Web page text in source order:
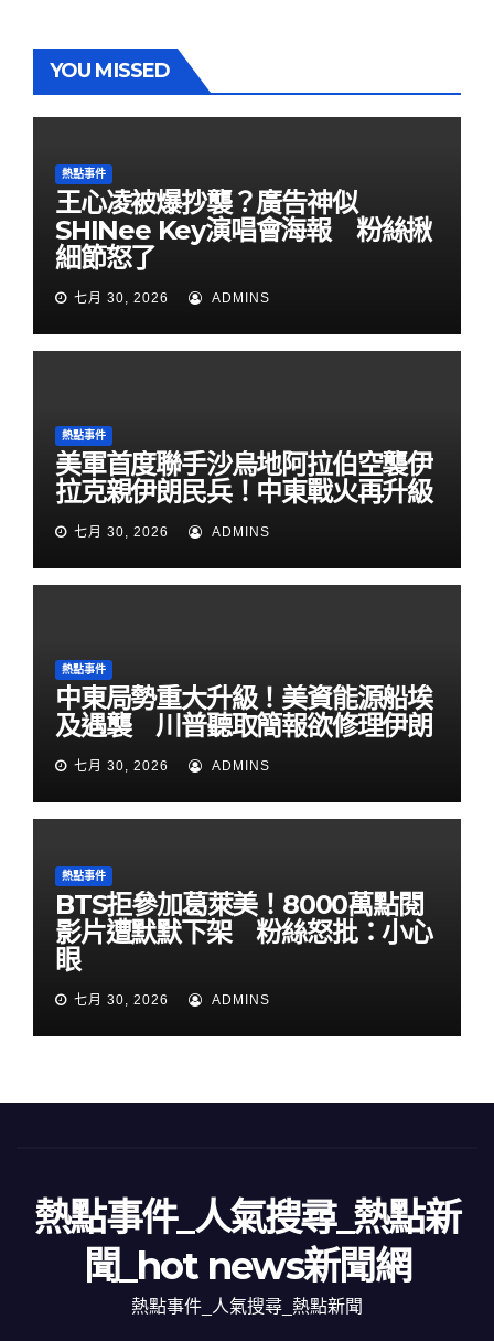
YOU MISSED
熱點事件
王心凌被爆抄襲？廣告神似
SHINee Key演唱會海報 粉絲揪
細節怒了
七月 30, 2026 ADMINS
熱點事件
美軍首度聯手沙烏地阿拉伯空襲伊
拉克親伊朗民兵！中東戰火再升級
七月 30, 2026 ADMINS
熱點事件
中東局勢重大升級！美資能源船埃
及遇襲 川普聽取簡報欲修理伊朗
七月 30, 2026 ADMINS
熱點事件
BTS拒參加葛萊美！8000萬點閱
影片遭默默下架 粉絲怒批：小心
眼
七月 30, 2026 ADMINS
熱點事件_人氣搜尋_熱點新
聞_hot news新聞網
熱點事件_人氣搜尋_熱點新聞